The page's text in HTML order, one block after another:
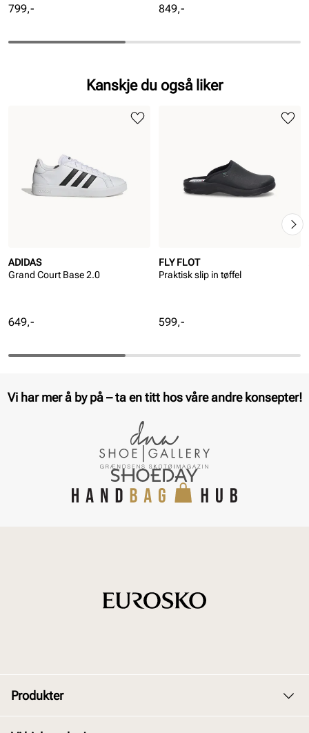
Pris
799,- Pris
849,-
Kanskje du også liker
ADIDAS
Grand Court Base 2.0
Pris
649,-
FLY FLOT
Praktisk slip in tøffel
Pris
599,-
Vi har mer å by på – ta en titt hos våre andre konsepter!
Produkter